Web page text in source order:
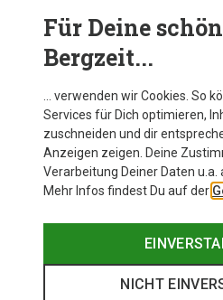
Du sparst 33%
Für Deine
Bergzeit...
… verwenden wir Cookies. So
Services für Dich optimieren,
zuschneiden und dir
Anzeigen zeigen. Deine
Verarbeitung Deiner Daten u.a.
Mehr Infos findest Du auf der
NICHT